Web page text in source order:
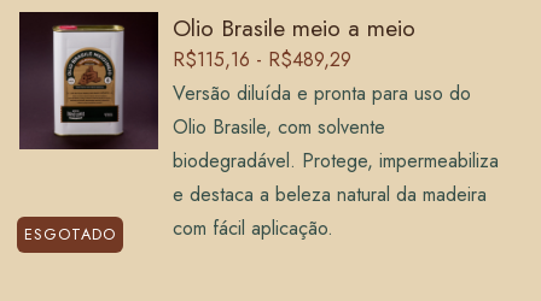
ESGOTADO
Olio Brasile meio a meio
R$115,16 - R$489,29
Versão diluída e pronta para uso do
Olio Brasile, com solvente
biodegradável. Protege, impermeabiliza
e destaca a beleza natural da madeira
com fácil aplicação.